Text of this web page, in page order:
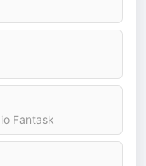
Fantask